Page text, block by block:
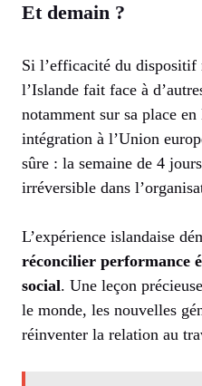
Et demain ?
Si l’efficacité du dispositif
l’Islande fait face à
notamment sur sa place
intégration à l’Union
sûre : la semaine de 4
irréversible dans
L’expérience islandaise
réconcilier performance
social. Une leçon
le monde, les nouvelles
réinventer la relation au